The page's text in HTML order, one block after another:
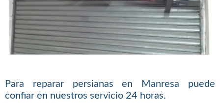
Para reparar persianas en Manresa puede
confiar en nuestros servicio 24 horas.